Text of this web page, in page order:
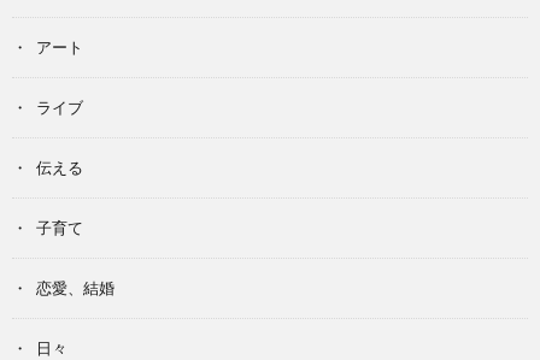
アート
ライブ
伝える
子育て
恋愛、結婚
日々